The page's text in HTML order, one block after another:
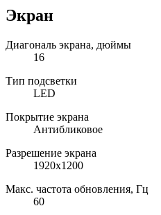
Экран
Диагональ экрана, дюймы
16
Тип подсветки
LED
Покрытие экрана
Антибликовое
Разрешение экрана
1920x1200
Макс. частота обновления, Гц
60